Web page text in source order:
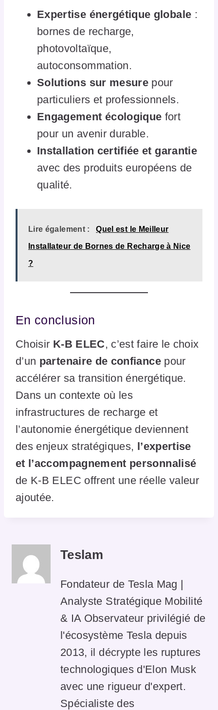
Expertise énergétique globale :
bornes de recharge,
photovoltaïque,
autoconsommation.
Solutions sur mesure pour
particuliers et professionnels.
Engagement écologique fort
pour un avenir durable.
Installation certifiée et garantie
avec des produits européens de
qualité.
Lire également : Quel est le Meilleur
Installateur de Bornes de Recharge à Nice
?
En conclusion
Choisir K-B ELEC, c’est faire le choix
d’un partenaire de confiancepour
accélérer sa transition énergétique.
Dans un contexte où les
infrastructures de recharge et
l’autonomie énergétique deviennent
des enjeux stratégiques, l’expertise
et l’accompagnement personnalisé
de K-B ELEC offrent une réelle valeur
ajoutée.
Teslam
Fondateur de Tesla Mag |
Analyste Stratégique Mobilité
& IA Observateur privilégié de
l'écosystème Tesla depuis
2013, il décrypte les ruptures
technologiques d'Elon Musk
avec une rigueur d'expert.
Spécialiste des